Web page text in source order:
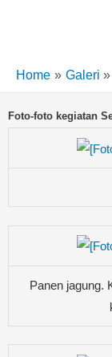
Home Galeri
Foto-foto kegiatan
Panen jagung.